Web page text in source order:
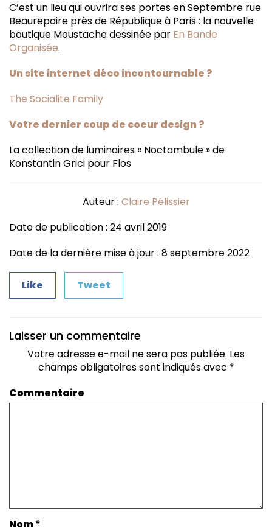
C’est un lieu qui ouvrira ses portes en Septembre rue
Beaurepaire près de République à Paris : la nouvelle
boutique Moustache dessinée par En Bande
Organisée.
Un site internet déco incontournable ?
The Socialite Family
Votre dernier coup de coeur design ?
La collection de luminaires « Noctambule » de
Konstantin Grici pour Flos
Auteur : Claire Pélissier
Date de publication : 24 avril 2019
Date de la dernière mise à jour : 8 septembre 2022
Like Tweet
Laisser un commentaire
Votre adresse e-mail ne sera pas publiée. Les
champs obligatoires sont indiqués avec *
Commentaire